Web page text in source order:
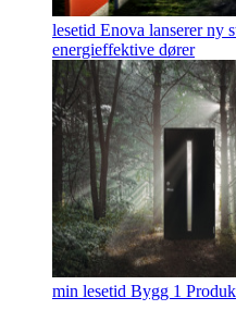
lesetid Enova lanserer ny
energieffektive dører
min lesetid Bygg 1